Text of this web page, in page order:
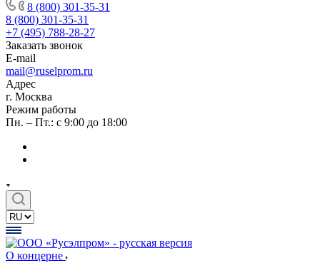
8 (800) 301-35-31
8 (800) 301-35-31
+7 (495) 788-28-27
Заказать звонок
E-mail
mail@ruselprom.ru
Адрес
г. Москва
Режим работы
Пн. – Пт.: с 9:00 до 18:00
О концерне